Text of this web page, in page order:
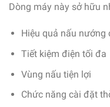
Dòng máy này sở hữu
Hiệu quả nấu nướng
Tiết kiệm điện tối đa
Vùng nấu tiện lợi
Chức năng cài đặt